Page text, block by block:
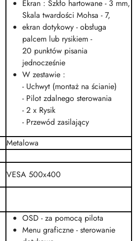
Ekran : Szkło hartowane - 3 mm,
Skala twardości Mohsa - 7,
ekran dotykowy - obsługa
palcem lub rysikiem -
20 punktów pisania
jednocześnie
W zestawie :
- Uchwyt (montaż na ścianie)
- Pilot zdalnego sterowania
- 2 x Rysik
- Przewód zasilający
Metalowa
VESA 500x400
OSD - za pomocą pilota
Menu graficzne - sterowanie